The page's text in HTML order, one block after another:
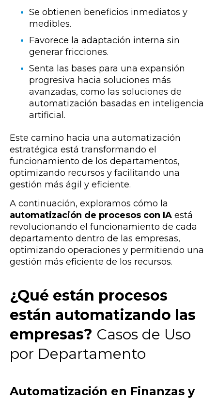
Se obtienen beneficios inmediatos y
medibles.
Favorece la adaptación interna sin
generar fricciones.
Senta las bases para una expansión
progresiva hacia soluciones más
avanzadas, como las soluciones de
automatización basadas en inteligencia
artificial.
Este camino hacia una automatización
estratégica está transformando el
funcionamiento de los departamentos,
optimizando recursos y facilitando una
gestión más ágil y eficiente.
A continuación, exploramos cómo la
automatización de procesos con IA está
revolucionando el funcionamiento de cada
departamento dentro de las empresas,
optimizando operaciones y permitiendo una
gestión más eficiente de los recursos.
¿Qué están procesos
están automatizando las
empresas? Casos de Uso
por Departamento
Automatización en Finanzas y